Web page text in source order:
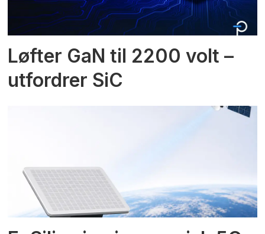
Løfter GaN til 2200 volt –
utfordrer SiC